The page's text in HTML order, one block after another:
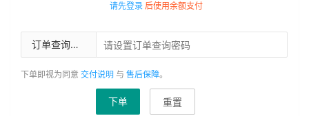
请先登录 后使用余额支付
订单查询密码
下单即视为同意 交付说明 与 售后保障。
下单 重置